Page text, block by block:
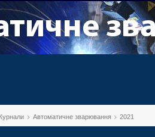
Автоматичне зварювання 2021